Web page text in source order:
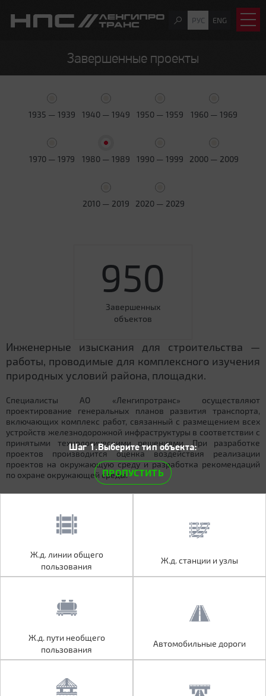
РУС ENG
Завершенные проекты
1935 — 1939 1940 — 1949 1950 — 1959 1960 — 1969
1970 — 1979 1980 — 1989 1990 — 1999 2000 — 2009
2010 — 2019 2020 — 2029
950
Завершенных
объектов
Инженерные изыскания для строительства —
работы, проводимые для комплексного изучения
природных условий района, площадки.
Специалисты АО «Ленгипротранс» осуществляют
проектирование генеральных планов развития транспорта,
включающих комплекс работ, связанный с размещением всех
устройств железнодорожной инфраструктуры в соответствии с
принятыми технологическими решениями. При разработке
проектов производится оценка воздействия реализации
проектов на окружающую среду и разработка рекомендаций
по охране окружающей среды.
Ж.д. линии общего
пользования
Ж.д. пути необщего
пользования
Автомобильные дороги
Шаг 1.Выберите тип объекта:
ПРОПУСТИТЬ
Ж.д. линии общего
пользования
Ж.д. станции и узлы
Ж.д. пути необщего
пользования
Автомобильные дороги